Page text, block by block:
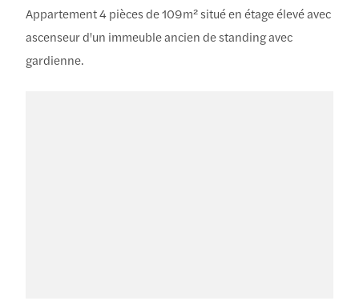
Appartement 4 pièces de 109m² situé en étage élevé avec
ascenseur d'un immeuble ancien de standing avec
gardienne.